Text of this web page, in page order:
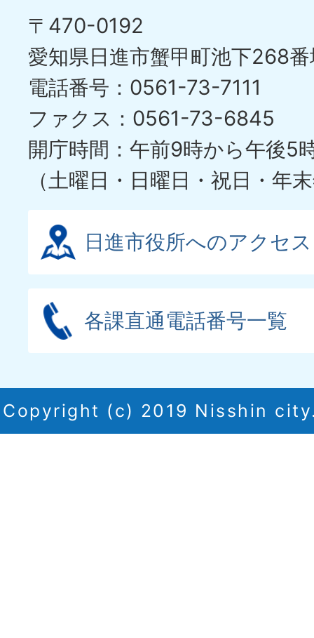
ス
ラ
イ
ド
〒470-0192
愛知県日進市蟹甲町池下268
電話番号：0561-73-7111
ファクス：0561-73-6845
開庁時間：午前9時から午後5
（土曜日・日曜日・祝日・年
日進市役所へのアクセス
各課直通電話番号一覧
Copyright (c) 2019 Nisshin